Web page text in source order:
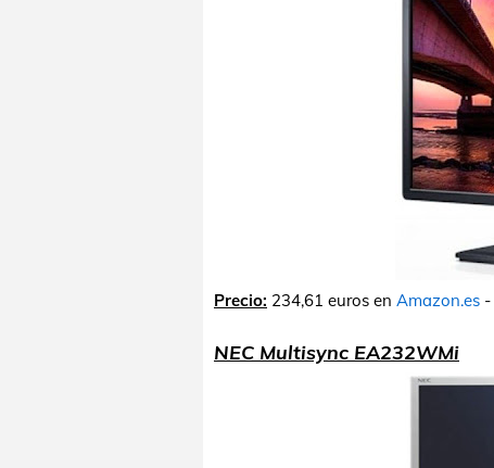
Precio: 234,61 euros en Amazon.es -
NEC Multisync EA232WMi